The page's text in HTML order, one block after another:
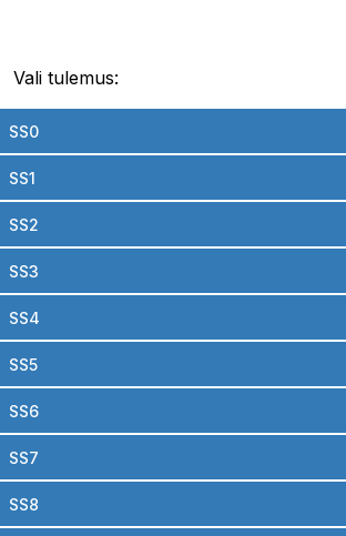
Vali tulemus:
SS0
SS1
SS2
SS3
SS4
SS5
SS6
SS7
SS8